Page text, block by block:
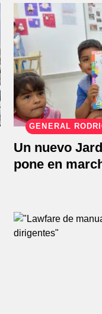
GENERAL
Un nuevo
pone en